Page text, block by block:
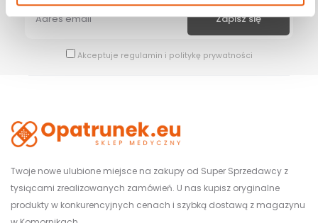
Akceptuje regulamin i politykę prywatności
Twoje nowe ulubione miejsce na zakupy od Super Sprzedawcy z
tysiącami zrealizowanych zamówień. U nas kupisz oryginalne
produkty w konkurencyjnych cenach i szybką dostawą z magazynu